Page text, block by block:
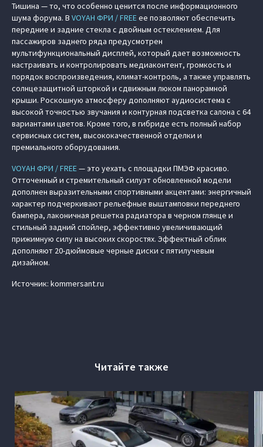
Тишина — то, что особенно ценится после информационного
шума форума. В VOYAH ФРИ / FREEее позволяют обеспечить
передние и задние стекла с двойным остеклением. Для
пассажиров заднего ряда предусмотрен
мультифункциональный дисплей, который дает возможность
настраивать и контролировать медиаконтент, громкость и
порядок воспроизведения, климат-контроль, а также управлять
солнцезащитной шторкой и сдвижным люком панорамной
крыши. Роскошную атмосферу дополняют аудиосистема с
высокой точностью звучания и контурная подсветка салона с 64
вариантами цветов. Кроме того, в гибриде есть полный набор
сервисных систем, высококачественной отделки и
премиального оборудования.
VOYAH ФРИ / FREE— это уехать с площадки ПМЭФ красиво.
Отточенный и стремительный силуэт обновленной модели
дополнен выразительными спортивными акцентами: энергичный
характер подчеркивают рельефные выштамповки переднего
бампера, лаконичная решетка радиатора в черном глянце и
стильный задний спойлер, эффективно увеличивающий
прижимную силу на высоких скоростях. Эффектный облик
дополняют 20-дюймовые черные диски с пятилучевым
дизайном.
Источник: kommersant.ru
Читайте также